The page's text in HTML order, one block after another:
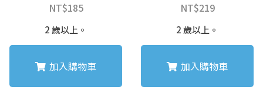
NT$185
2 歲以上。
加入購物車
NT$219
2 歲以上。
加入購物車